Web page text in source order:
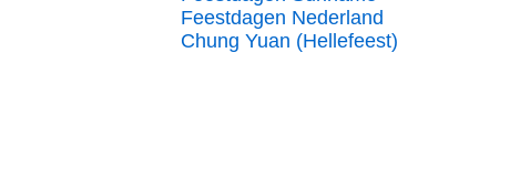
Feestdagen Nederland
Chung Yuan (Hellefeest)